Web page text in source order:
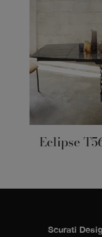
Eclipse
Scurati